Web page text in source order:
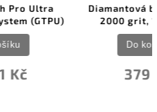
Diamantová brusná folie
2000 grit, 14x14 cm